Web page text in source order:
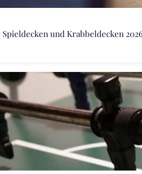
Spieldecken und Krabbeldecken